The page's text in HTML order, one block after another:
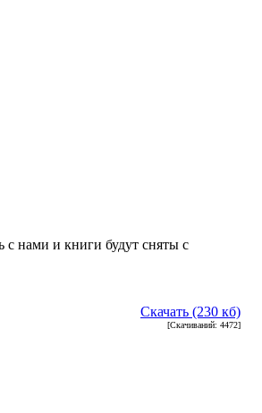
с нами и книги будут сняты с
Скачать (230 кб)
[Скачиваний: 4472]